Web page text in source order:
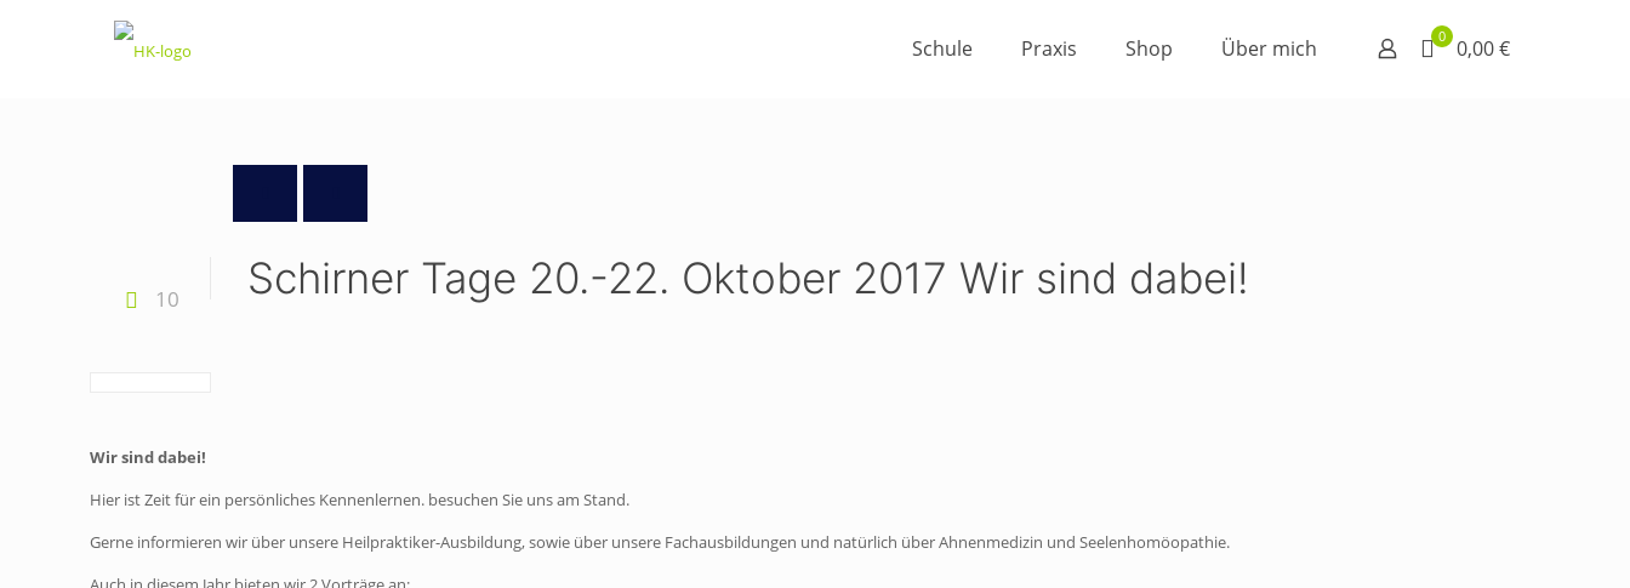
Schule Praxis Shop Über mich 0 0,00 €
10 Schirner Tage 20.-22. Oktober 2017 Wir sind dabei!
Wir sind dabei!
Hier ist Zeit für ein persönliches Kennenlernen. besuchen Sie uns am Stand.
Gerne informieren wir über unsere Heilpraktiker-Ausbildung, sowie über unsere Fachausbildungen und natürlich über Ahnenmedizin und Seelenhomöopathie.